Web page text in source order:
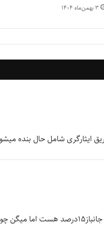
۳ بهمن‌ماه ۱۴۰۴
ایثارگری شامل حال بنده
سلام من ازسال ۹۵به بعد کلاس نهضت دارم غیر ازسال ۹۹،سال ۱۴۰۰هم همه شرایط و دارم پدرم جانباز۱۵درصد هست